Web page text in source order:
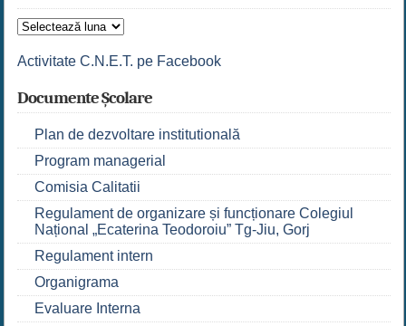
Arhive
Activitate C.N.E.T. pe Facebook
Documente Școlare
Plan de dezvoltare institutională
Program managerial
Comisia Calitatii
Regulament de organizare și funcționare Colegiul
Național „Ecaterina Teodoroiu” Tg-Jiu, Gorj
Regulament intern
Organigrama
Evaluare Interna